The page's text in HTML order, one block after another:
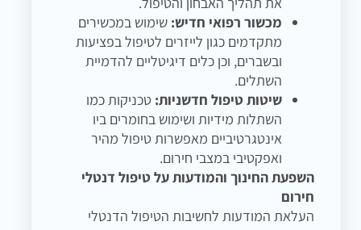
מכשור רפואי חדיש: שימוש במכשירים
מתקדמים כגון לייזרים לטיפול בפציעות
ובשברים, וכן כלים דיגיטליים להדמיית
השתלים.
שיטות טיפול חדשניות: טכניקות כמו
השתלות מידיות ושימוש בחומרים ביו
אינטגרטיביים מאפשרות טיפול מהיר
ואפקטיבי במצבי חירום.
השפעת החינוך והמודעות על טיפול דנטלי
חירום
העלאת המודעות לחשיבות הטיפול הדנטלי